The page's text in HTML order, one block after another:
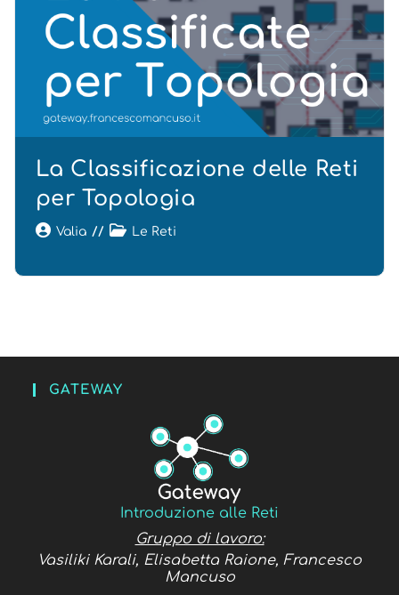
La Classificazione delle Reti
per Topologia
Valia Le Reti
GATEWAY
Introduzione alle Reti
Gruppo di lavoro:
Vasiliki Karali, Elisabetta Raione, Francesco
Mancuso